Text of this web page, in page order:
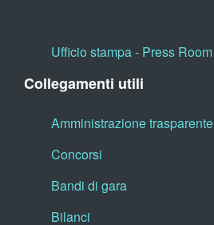
Ufficio stampa - Press Room
Collegamenti utili
Amministrazione trasparente
Concorsi
Bandi di gara
Bilanci